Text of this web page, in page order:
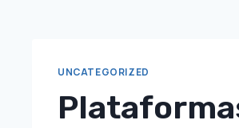
UNCATEGORIZED